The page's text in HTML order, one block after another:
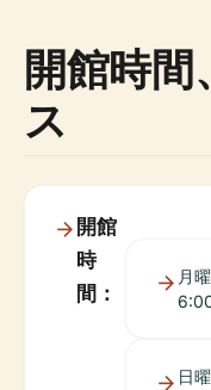
開館時間
ス
開館
時
間：
月
日